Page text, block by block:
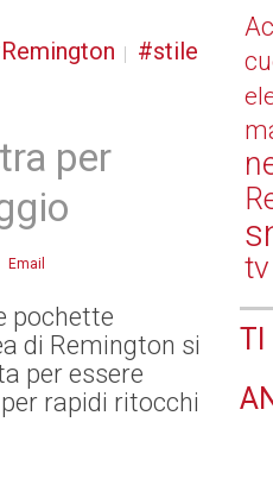
Remington
stile
per
Email
pochette
di Remington si
per essere
rapidi ritocchi
tv
TI